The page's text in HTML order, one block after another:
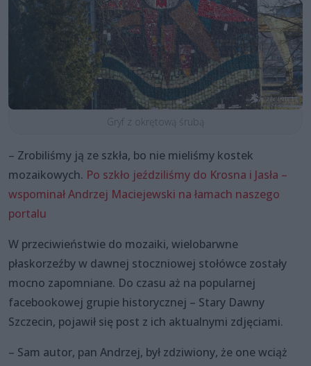
Gryf z okrętową śrubą
– Zrobiliśmy ją ze szkła, bo nie mieliśmy kostek
mozaikowych. Po szkło jeździliśmy do Krosna i Jasła –
wspominał Andrzej Maciejewski na łamach naszego
portalu
W przeciwieństwie do mozaiki, wielobarwne
płaskorzeźby w dawnej stoczniowej stołówce zostały
mocno zapomniane. Do czasu aż na popularnej
facebookowej grupie historycznej – Stary Dawny
Szczecin, pojawił się post z ich aktualnymi zdjęciami.
– Sam autor, pan Andrzej, był zdziwiony, że one wciąż